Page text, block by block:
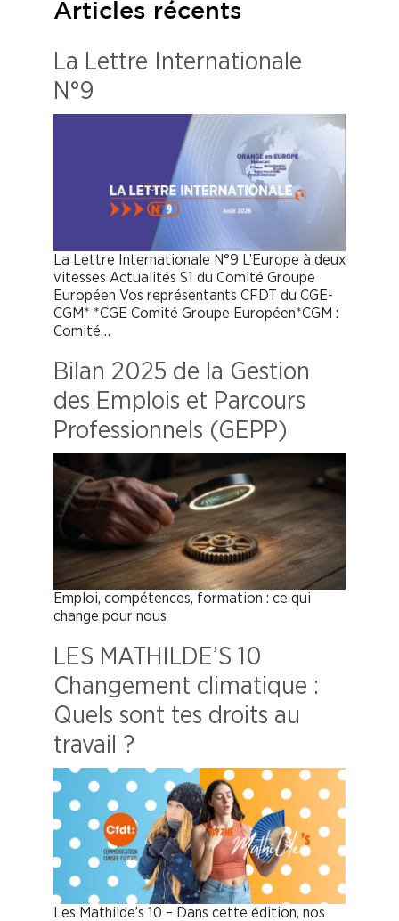
Articles récents
La Lettre Internationale
N°9
La Lettre Internationale N°9 L’Europe à deux
vitesses Actualités S1 du Comité Groupe
Européen Vos représentants CFDT du CGE-
CGM* *CGE Comité Groupe Européen*CGM :
Comité…
Bilan 2025 de la Gestion
des Emplois et Parcours
Professionnels (GEPP)
Emploi, compétences, formation : ce qui
change pour nous
LES MATHILDE’S 10
Changement climatique :
Quels sont tes droits au
travail ?
Les Mathilde’s 10 – Dans cette édition, nos